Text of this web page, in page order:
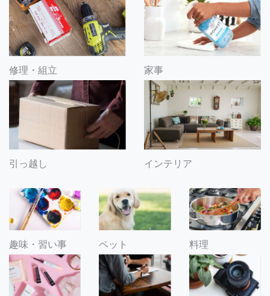
修理・組立 家事
引っ越し インテリア
趣味・習い事 ペット 料理